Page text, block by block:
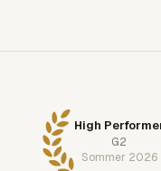
High
G2
Sommer 2026